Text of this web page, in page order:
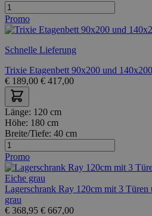
Promo
Schnelle Lieferung
Trixie Etagenbett 90x200 und
€ 189,00 € 417,00
Länge: 120 cm
Höhe: 180 cm
Breite/Tiefe: 40 cm
Promo
Lagerschrank Ray 120cm mit 3
grau
€ 368,95 € 667,00